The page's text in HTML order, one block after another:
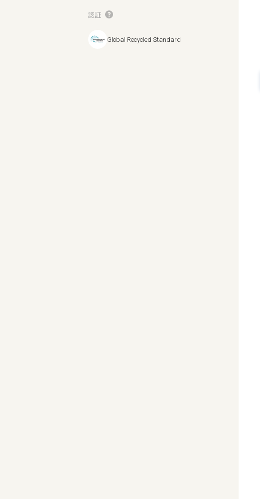
認証
Global Recycled Standard